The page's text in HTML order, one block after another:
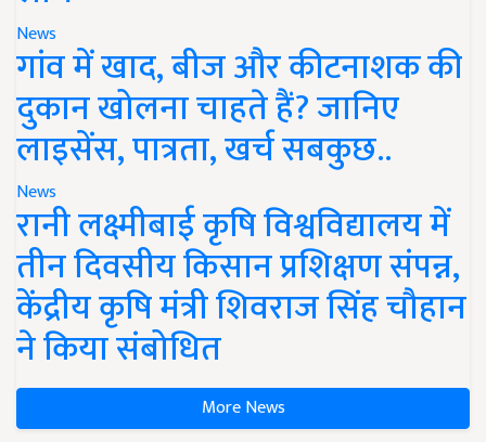
News
गांव में खाद, बीज और कीटनाशक की
दुकान खोलना चाहते हैं? जानिए
लाइसेंस, पात्रता, खर्च सबकुछ..
News
रानी लक्ष्मीबाई कृषि विश्वविद्यालय में
तीन दिवसीय किसान प्रशिक्षण संपन्न,
केंद्रीय कृषि मंत्री शिवराज सिंह चौहान
ने किया संबोधित
More News